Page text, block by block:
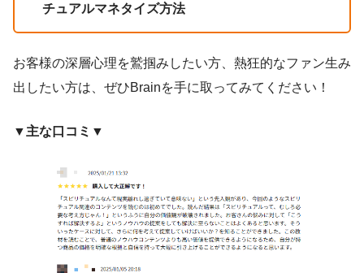
チュアルマネタイズ方法
お客様の深層心理を鷲掴みしたい方、熱狂的なファン生み
出したい方は、ぜひBrainを手に取ってみてください！
▼主な口コミ▼